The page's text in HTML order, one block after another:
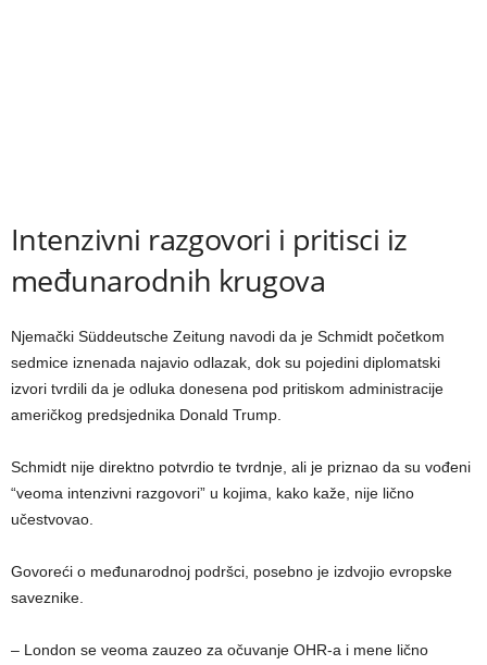
Intenzivni razgovori i pritisci iz
međunarodnih krugova
Njemački Süddeutsche Zeitung navodi da je Schmidt početkom
sedmice iznenada najavio odlazak, dok su pojedini diplomatski
izvori tvrdili da je odluka donesena pod pritiskom administracije
američkog predsjednika Donald Trump.
Schmidt nije direktno potvrdio te tvrdnje, ali je priznao da su vođeni
“veoma intenzivni razgovori” u kojima, kako kaže, nije lično
učestvovao.
Govoreći o međunarodnoj podršci, posebno je izdvojio evropske
saveznike.
– London se veoma zauzeo za očuvanje OHR-a i mene lično